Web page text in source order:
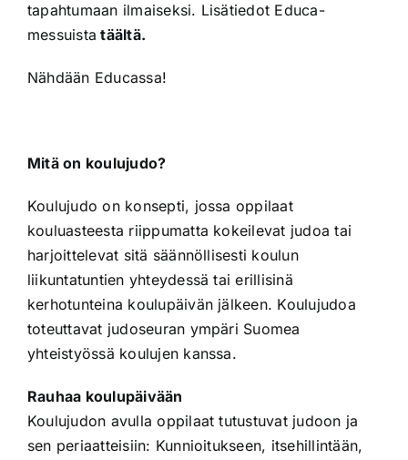
tapahtumaan ilmaiseksi. Lisätiedot Educa-
messuista täältä.
Nähdään Educassa!
Mitä on koulujudo?
Koulujudo on konsepti, jossa oppilaat
kouluasteesta riippumatta kokeilevat judoa tai
harjoittelevat sitä säännöllisesti koulun
liikuntatuntien yhteydessä tai erillisinä
kerhotunteina koulupäivän jälkeen. Koulujudoa
toteuttavat judoseuran ympäri Suomea
yhteistyössä koulujen kanssa.
Rauhaa koulupäivään
Koulujudon avulla oppilaat tutustuvat judoon ja
sen periaatteisiin: Kunnioitukseen, itsehillintään,